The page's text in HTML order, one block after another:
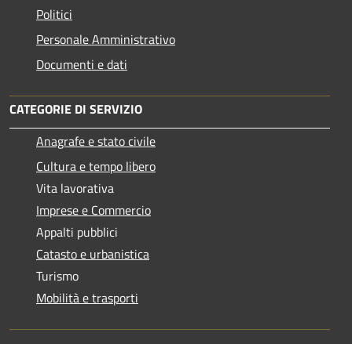
Politici
Personale Amministrativo
Documenti e dati
CATEGORIE DI SERVIZIO
Anagrafe e stato civile
Cultura e tempo libero
Vita lavorativa
Imprese e Commercio
Appalti pubblici
Catasto e urbanistica
Turismo
Mobilità e trasporti